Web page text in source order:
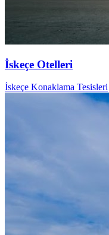
İskeçe Otelleri
İskeçe Konaklama Tesisleri